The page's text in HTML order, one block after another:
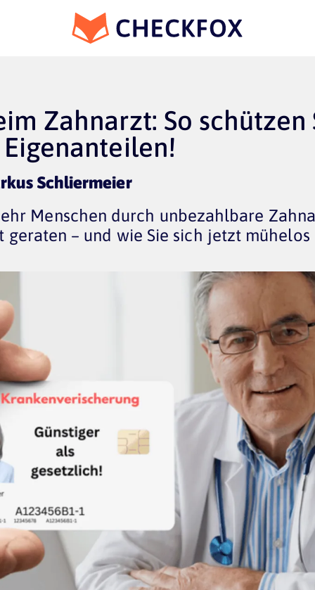
Zahnarzt: So schützen
Schliermeier
Menschen durch unbezahlbare
– und wie Sie sich jetzt mühelos